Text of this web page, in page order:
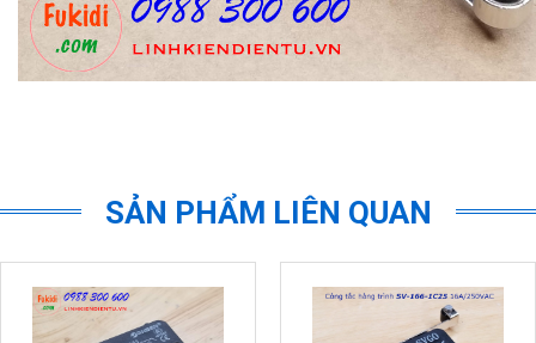
SẢN PHẨM LIÊN QUAN